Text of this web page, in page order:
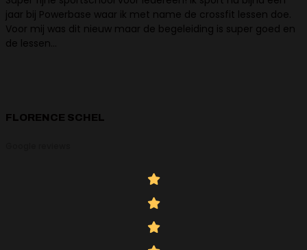
jaar bij Powerbase waar ik met name de crossfit lessen doe.
Voor mij was dit nieuw maar de begeleiding is super goed en
de lessen…
FLORENCE SCHEL